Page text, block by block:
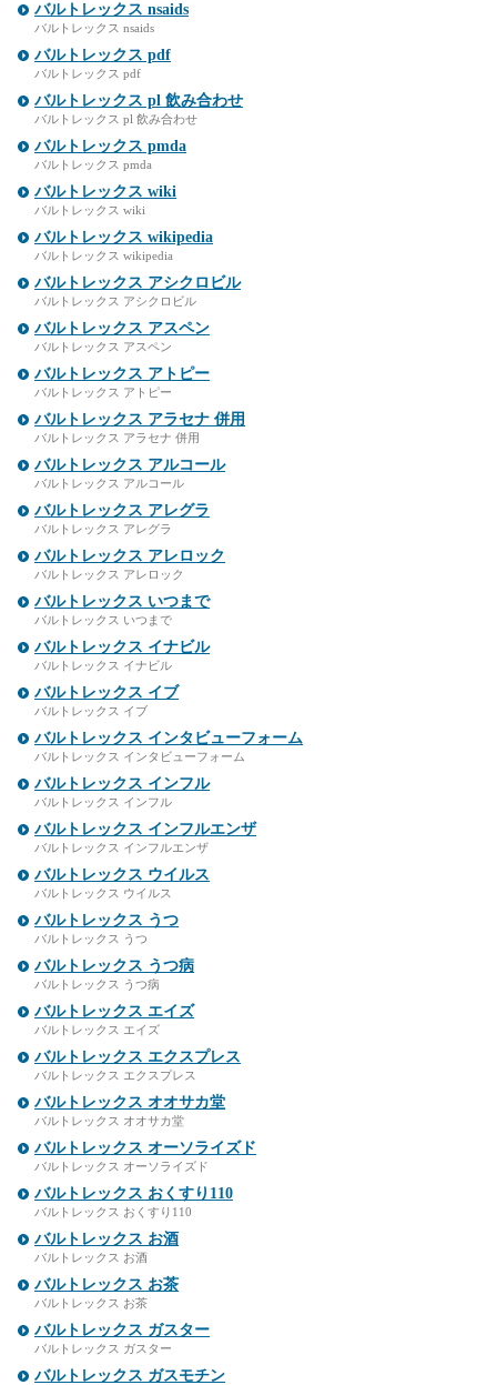
バルトレックス nsaids
バルトレックス nsaids
バルトレックス pdf
バルトレックス pdf
バルトレックス pl 飲み合わせ
バルトレックス pl 飲み合わせ
バルトレックス pmda
バルトレックス pmda
バルトレックス wiki
バルトレックス wiki
バルトレックス wikipedia
バルトレックス wikipedia
バルトレックス アシクロビル
バルトレックス アシクロビル
バルトレックス アスペン
バルトレックス アスペン
バルトレックス アトピー
バルトレックス アトピー
バルトレックス アラセナ 併用
バルトレックス アラセナ 併用
バルトレックス アルコール
バルトレックス アルコール
バルトレックス アレグラ
バルトレックス アレグラ
バルトレックス アレロック
バルトレックス アレロック
バルトレックス いつまで
バルトレックス いつまで
バルトレックス イナビル
バルトレックス イナビル
バルトレックス イブ
バルトレックス イブ
バルトレックス インタビューフォーム
バルトレックス インタビューフォーム
バルトレックス インフル
バルトレックス インフル
バルトレックス インフルエンザ
バルトレックス インフルエンザ
バルトレックス ウイルス
バルトレックス ウイルス
バルトレックス うつ
バルトレックス うつ
バルトレックス うつ病
バルトレックス うつ病
バルトレックス エイズ
バルトレックス エイズ
バルトレックス エクスプレス
バルトレックス エクスプレス
バルトレックス オオサカ堂
バルトレックス オオサカ堂
バルトレックス オーソライズド
バルトレックス オーソライズド
バルトレックス おくすり110
バルトレックス おくすり110
バルトレックス お酒
バルトレックス お酒
バルトレックス お茶
バルトレックス お茶
バルトレックス ガスター
バルトレックス ガスター
バルトレックス ガスモチン